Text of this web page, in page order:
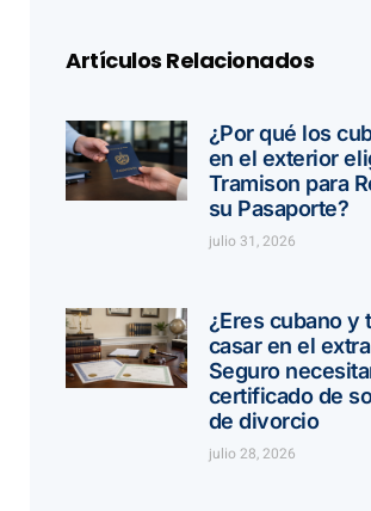
Artículos Relacionados
¿Por qué los
en el exterior
Tramison para
su Pasaporte?
julio 31, 2026
¿Eres cubano y
casar en el
Seguro
certificado de
de divorcio
julio 28, 2026